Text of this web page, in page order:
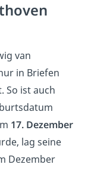
van
in Briefen
So ist auch
17. Dezember
lag seine
Dezember